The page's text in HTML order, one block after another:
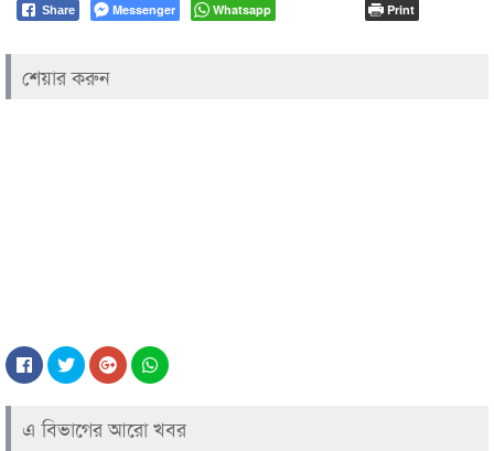
Share Messenger Whatsapp Print
শেয়ার করুন
এ বিভাগের আরো খবর